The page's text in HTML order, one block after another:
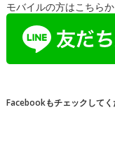
モバイルの方はこちら
Facebookもチェックしてく